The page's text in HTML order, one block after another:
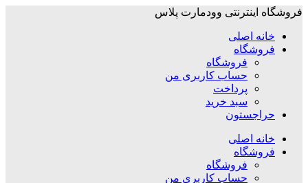
فروشگاه اینترنتی وودمارت پلاس
خانه اصلی
فروشگاه
فروشگاه
حساب کاربری من
پرداخت
سبد خرید
حراجستون
خانه اصلی
فروشگاه
فروشگاه
حساب کاربری من